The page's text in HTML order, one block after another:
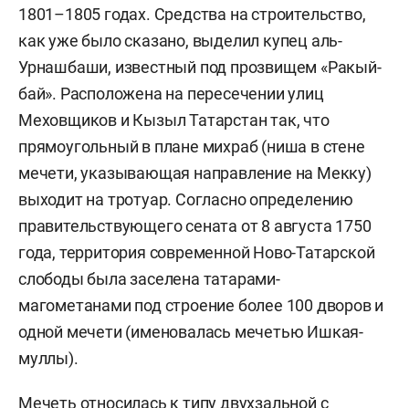
1801–1805 годах. Средства на строительство,
как уже было сказано, выделил купец аль-
Урнашбаши, известный под прозвищем «Ракый-
бай». Расположена на пересечении улиц
Меховщиков и Кызыл Татарстан так, что
прямоугольный в плане михраб (ниша в стене
мечети, указывающая направление на Мекку)
выходит на тротуар. Согласно определению
правительствующего сената от 8 августа 1750
года, территория современной Ново-Татарской
слободы была заселена татарами-
магометанами под строение более 100 дворов и
одной мечети (именовалась мечетью Ишкая-
муллы).
Мечеть относилась к типу двухзальной с